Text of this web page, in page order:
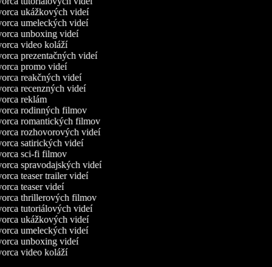
ukážkových videí
umeleckých videí
unboxing videí
video koláží
prezentačných videí
promo videí
reakčných videí
recenzných videí
reklám
rodinných filmov
romantických filmov
rozhovorových videí
satirických videí
sci-fi filmov
spravodajských videí
teaser trailer videí
teaser videí
thrillerových filmov
tutoriálových videí
ukážkových videí
umeleckých videí
unboxing videí
video koláží